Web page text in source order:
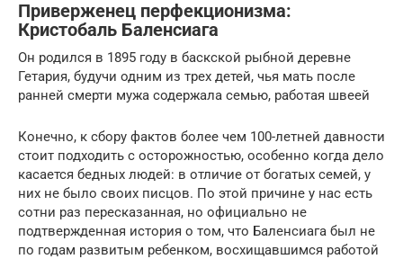
Приверженец перфекционизма:
Кристобаль Баленсиага
Он родился в 1895 году в баскской рыбной деревне
Гетария, будучи одним из трех детей, чья мать после
ранней смерти мужа содержала семью, работая швеей
Конечно, к сбору фактов более чем 100-летней давности
стоит подходить с осторожностью, особенно когда дело
касается бедных людей: в отличие от богатых семей, у
них не было своих писцов. По этой причине у нас есть
сотни раз пересказанная, но официально не
подтвержденная история о том, что Баленсиага был не
по годам развитым ребенком, восхищавшимся работой